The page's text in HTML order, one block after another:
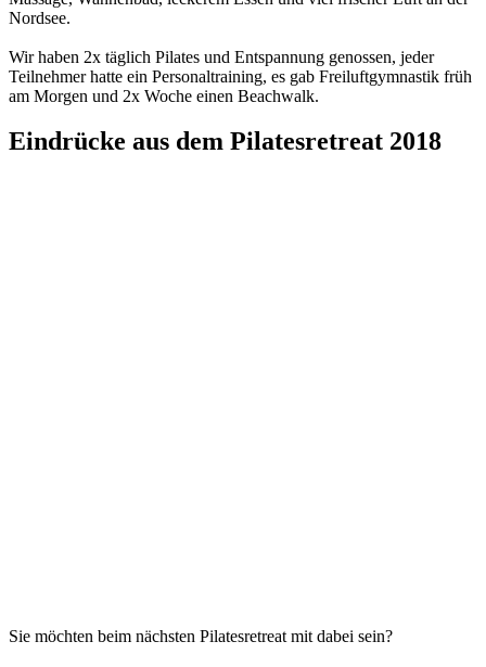
Nordsee.
Wir haben 2x täglich Pilates und Entspannung genossen, jeder
Teilnehmer hatte ein Personaltraining, es gab Freiluftgymnastik früh
am Morgen und 2x Woche einen Beachwalk.
Eindrücke aus dem Pilatesretreat 2018
Sie möchten beim nächsten Pilatesretreat mit dabei sein?